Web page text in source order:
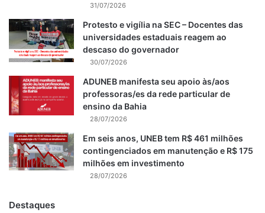
31/07/2026
Protesto e vigília na SEC – Docentes das
universidades estaduais reagem ao
descaso do governador
30/07/2026
ADUNEB manifesta seu apoio às/aos
professoras/es da rede particular de
ensino da Bahia
28/07/2026
Em seis anos, UNEB tem R$ 461 milhões
contingenciados em manutenção e R$ 175
milhões em investimento
28/07/2026
Destaques